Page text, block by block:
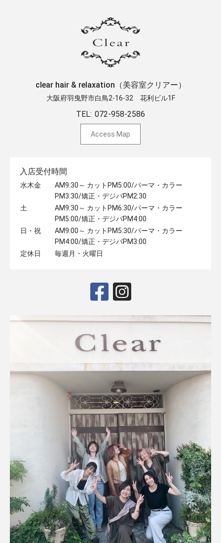
clear hair & relaxation（美容室クリアー）
大阪府羽曳野市白鳥2-16-32 ​花利ビル1F
TEL: 072-958-2586
Access Map
入店受付時間
水木金
AM9:30～ カットPM5:00/パーマ・カラー
PM3:30/矯正・デジパPM2:30
土
AM9:30～ カットPM6:30/パーマ・カラー
PM5:00/矯正・デジパPM4:00
日・祝
AM9:00～ カットPM5:30/パーマ・カラー
PM4:00/矯正・デジパPM3:00
定休日
毎週月・火曜日